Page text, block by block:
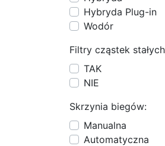
Hybryda Plug-in
Wodór
Filtry cząstek
TAK
NIE
Skrzynia biegów:
Manualna
Automatyczna